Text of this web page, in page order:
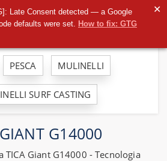
Late Consent detected — a Google
defaults were set. How to fix: GTG
✕
PESCA MULINELLI
SURF CASTING
G14000
TICA Giant G14000 - Tecnologia